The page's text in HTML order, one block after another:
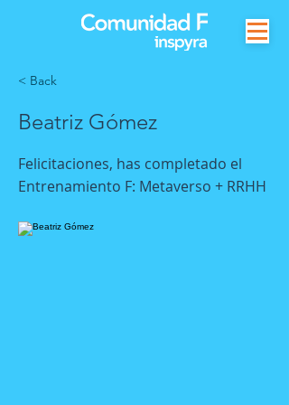
< Back
Beatriz Gómez
Felicitaciones, has completado el
Entrenamiento F: Metaverso + RRHH